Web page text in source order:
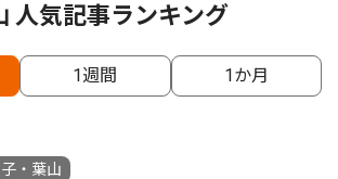
人気記事ランキング
1週間 1か月
・葉山